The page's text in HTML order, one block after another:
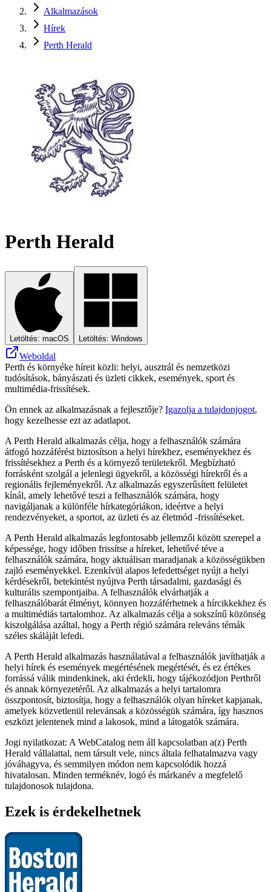
Alkalmazások
Hírek
Perth Herald
Perth Herald
Letöltés: macOS Letöltés: Windows
Weboldal
Perth és környéke híreit közli: helyi, ausztrál és nemzetközi
tudósítások, bányászati és üzleti cikkek, események, sport és
multimédia-frissítések.
Ön ennek az alkalmazásnak a fejlesztője? Igazolja a tulajdonjogot,
hogy kezelhesse ezt az adatlapot.
A Perth Herald alkalmazás célja, hogy a felhasználók számára
átfogó hozzáférést biztosítson a helyi hírekhez, eseményekhez és
frissítésekhez a Perth és a környező területekről. Megbízható
forrásként szolgál a jelenlegi ügyekről, a közösségi hírekről és a
regionális fejleményekről. Az alkalmazás egyszerűsített felületet
kínál, amely lehetővé teszi a felhasználók számára, hogy
navigáljanak a különféle hírkategóriákon, ideértve a helyi
rendezvényeket, a sportot, az üzleti és az életmód -frissítéseket.
A Perth Herald alkalmazás legfontosabb jellemzői között szerepel a
képessége, hogy időben frissítse a híreket, lehetővé téve a
felhasználók számára, hogy aktuálisan maradjanak a közösségükben
zajló eseményekkel. Ezenkívül alapos lefedettséget nyújt a helyi
kérdésekről, betekintést nyújtva Perth társadalmi, gazdasági és
kulturális szempontjaiba. A felhasználók elvárhatják a
felhasználóbarát élményt, könnyen hozzáférhetnek a hírcikkekhez és
a multimédiás tartalomhoz. Az alkalmazás célja a sokszínű közönség
kiszolgálása azáltal, hogy a Perth régió számára releváns témák
széles skáláját lefedi.
A Perth Herald alkalmazás használatával a felhasználók javíthatják a
helyi hírek és események megértésének megértését, és ez értékes
forrássá válik mindenkinek, aki érdekli, hogy tájékozódjon Perthről
és annak környezetéről. Az alkalmazás a helyi tartalomra
összpontosít, biztosítja, hogy a felhasználók olyan híreket kapjanak,
amelyek közvetlenül relevánsak a közösségük számára, így hasznos
eszközt jelentenek mind a lakosok, mind a látogatók számára.
Jogi nyilatkozat: A WebCatalog nem áll kapcsolatban a(z) Perth
Herald vállalattal, nem társult vele, nincs általa felhatalmazva vagy
jóváhagyva, és semmilyen módon nem kapcsolódik hozzá
hivatalosan. Minden terméknév, logó és márkanév a megfelelő
tulajdonosok tulajdona.
Ezek is érdekelhetnek